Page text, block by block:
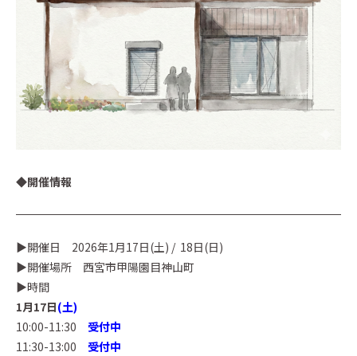
◆開催情報
▶︎開催日 2026年1月17日(土) / 18日(日)
▶︎開催場所 西宮市甲陽園目神山町
▶︎時間
1月17日(土)
10:00-11:30 受付中
11:30-13:00 受付中